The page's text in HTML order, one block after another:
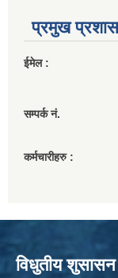
प्रमुख
ईमेल :
सम्पर्क नं.
कर्मचारीहरु :
विधुतीय